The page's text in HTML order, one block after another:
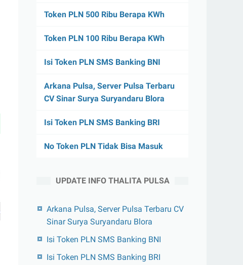
Token PLN 500 Ribu Berapa KWh
Token PLN 100 Ribu Berapa KWh
Isi Token PLN SMS Banking BNI
Arkana Pulsa, Server Pulsa Terbaru
CV Sinar Surya Suryandaru Blora
Isi Token PLN SMS Banking BRI
No Token PLN Tidak Bisa Masuk
UPDATE INFO THALITA PULSA
Arkana Pulsa, Server Pulsa Terbaru CV
Sinar Surya Suryandaru Blora
Isi Token PLN SMS Banking BNI
Isi Token PLN SMS Banking BRI